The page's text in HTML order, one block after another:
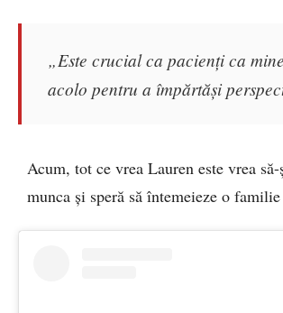
„Este crucial ca pacienți ca
acolo pentru a împărtăși
Acum, tot ce vrea Lauren este vrea
munca și speră să întemeieze o